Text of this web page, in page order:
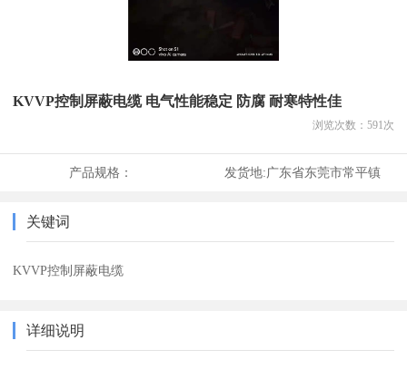
KVVP控制屏蔽电缆 电气性能稳定 防腐 耐寒特性佳
浏览次数： 591次
产品规格： 发货地:广东省东莞市常平镇
关键词
KVVP控制屏蔽电缆
详细说明